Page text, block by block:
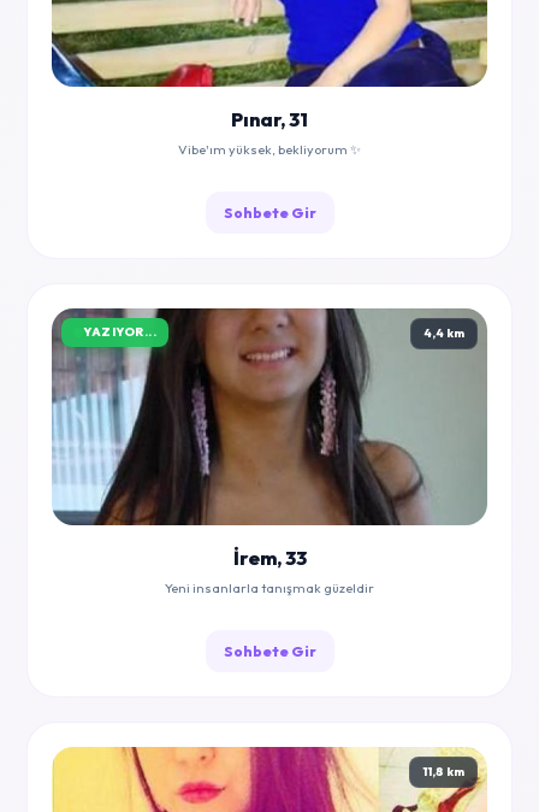
Pınar, 31
Vibe'ım yüksek, bekliyorum ✨
Sohbete Gir
YAZIYOR... 4,4 km
İrem, 33
Yeni insanlarla tanışmak güzeldir
Sohbete Gir
11,8 km